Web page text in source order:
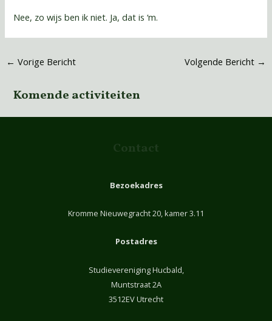
Nee, zo wijs ben ik niet. Ja, dat is ‘m.
← Vorige Bericht Volgende Bericht →
Komende activiteiten
Contact
Bezoekadres
Kromme Nieuwegracht 20, kamer 3.11
Postadres
Studievereniging Hucbald,
Muntstraat 2A
3512EV Utrecht